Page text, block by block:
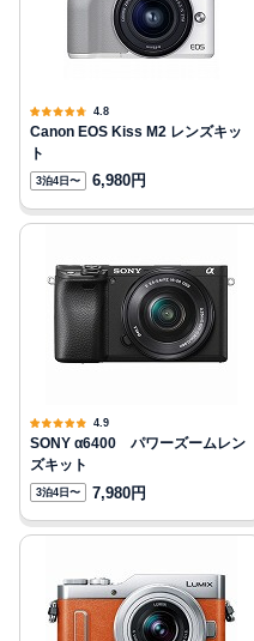
4.8
Canon EOS Kiss M2 レンズキッ
ト
3泊4日〜 6,980円
4.9
SONY α6400 パワーズームレン
ズキット
3泊4日〜 7,980円